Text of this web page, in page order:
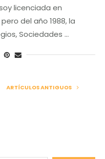
licenciada en
del año 1988, la
Sociedades …
ARTÍCULOS ANTIGUOS